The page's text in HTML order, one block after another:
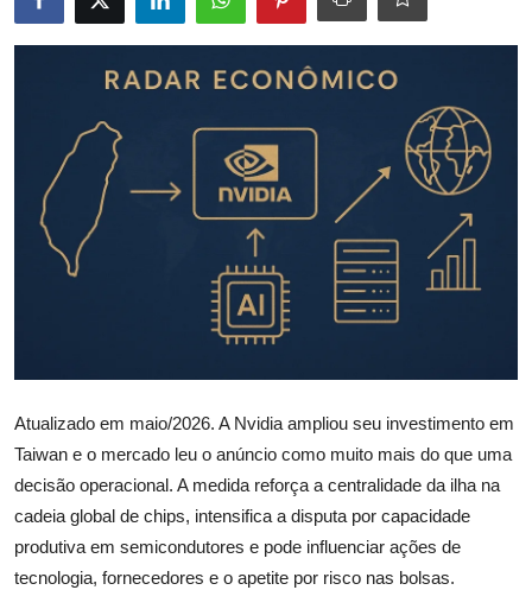
Contato
Crédito Empresarial
Newsletter
Radar Econômico
Investimentos
Seguro de Vida
Motores do Brasil
Atualizado em maio/2026. A Nvidia ampliou seu investimento em
Taiwan e o mercado leu o anúncio como muito mais do que uma
decisão operacional. A medida reforça a centralidade da ilha na
cadeia global de chips, intensifica a disputa por capacidade
produtiva em semicondutores e pode influenciar ações de
tecnologia, fornecedores e o apetite por risco nas bolsas.